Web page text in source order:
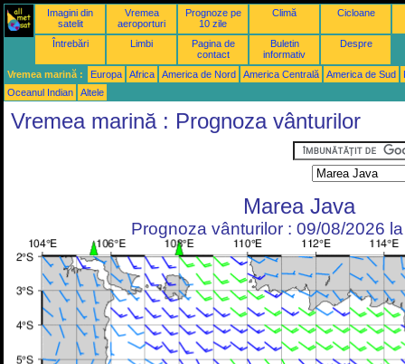
Imagini din
satelit
Vremea
aeroporturi
Prognoze pe
10 zile
Climă Cicloane
Întrebări Limbi
Pagina de
contact
Buletin
informativ
Despre
Vremea marină : Europa Africa America de Nord America Centrală America de Sud
Oceanul Indian
Altele
Vremea marină : Prognoza vânturilor
Marea Java
Prognoza vânturilor : 09/08/2026